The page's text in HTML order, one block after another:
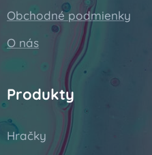
Obchodné podmienky
O nás
Produkty
Hračky